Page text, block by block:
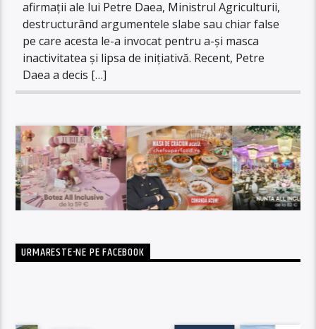
afirmații ale lui Petre Daea, Ministrul Agriculturii,
destructurând argumentele slabe sau chiar false
pe care acesta le-a invocat pentru a-și masca
inactivitatea și lipsa de inițiativă. Recent, Petre
Daea a decis […]
URMARESTE-NE PE FACEBOOK